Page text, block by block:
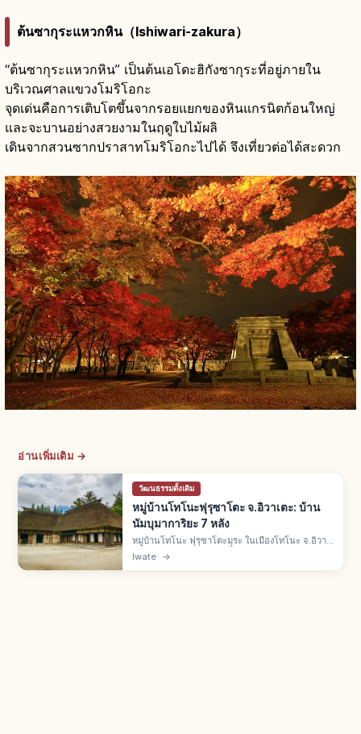
ต้นซากุระแหวกหิน（Ishiwari-zakura）
“ต้นซากุระแหวกหิน” เป็นต้นเอโดะฮิกังซากุระที่อยู่ภายใน
บริเวณศาลแขวงโมริโอกะ
จุดเด่นคือการเติบโตขึ้นจากรอยแยกของหินแกรนิตก้อนใหญ่
และจะบานอย่างสวยงามในฤดูใบไม้ผลิ
เดินจากสวนซากปราสาทโมริโอกะไปได้ จึงเที่ยวต่อได้สะดวก
อ่านเพิ่มเติม →
วัฒนธรรมดั้งเดิม
หมู่บ้านโทโนะฟุรุซาโตะ จ.อิวาเตะ: บ้าน
นัมบุมาการิยะ 7 หลัง
หมู่บ้านโทโนะ ฟุรุซาโตะมุระ ในเมืองโทโนะ จ.อิวา
เตะ จำลองหมู่บ้านชนบทดั้งเดิม มีบ้านนัมบุมาการิยะ
Iwate →